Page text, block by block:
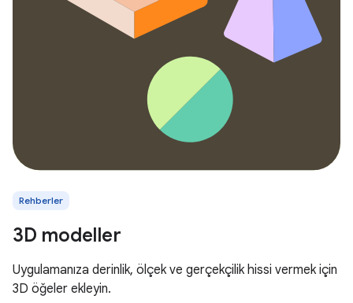
Rehberler
3D modeller
Uygulamanıza derinlik, ölçek ve gerçekçilik hissi vermek için
3D öğeler ekleyin.